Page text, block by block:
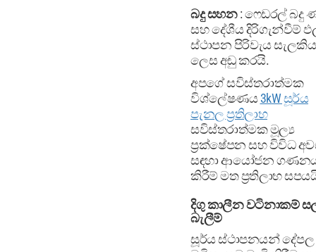
බදු සහන: ෆෙඩරල් බදු
සහ දේශීය දිරිගැන්වීම්
ස්ථාපන පිරිවැය
ලෙස අඩු කරයි.
අපගේ සවිස්තරාත්මක
විශ්ලේෂණය3kW සූර්ය
පැනල ප්‍රතිලාභ
සවිස්තරාත්මක මූල්‍ය
ප්‍රක්ෂේපන සහ විවිධ
සඳහා ආයෝජන
කිරීම් මත ප්‍රතිලාභ
දිගු කාලීන වටිනාකම්
බැලීම්
සූර්ය ස්ථාපනයන් දේපල